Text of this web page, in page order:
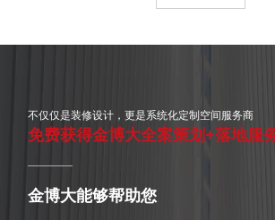
不仅仅是装修设计，更是系统化定制空间服务商
免费获得金博大全案策划+落地服
金博大能够帮助您